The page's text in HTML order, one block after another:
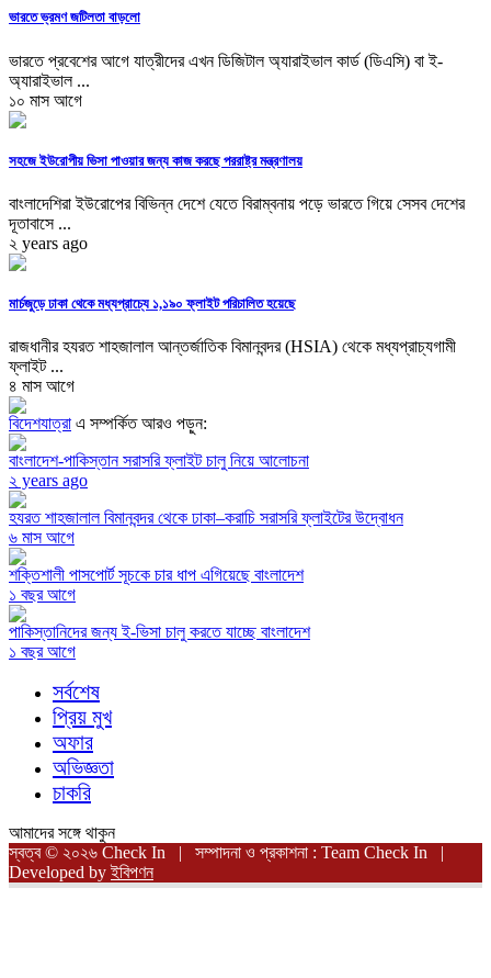
ভারতে ভ্রমণ জটিলতা বাড়লো
ভারতে প্রবেশের আগে যাত্রীদের এখন ডিজিটাল অ্যারাইভাল কার্ড (ডিএসি) বা ই-
অ্যারাইভাল ...
১০ মাস আগে
সহজে ইউরোপীয় ভিসা পাওয়ার জন্য কাজ করছে পররাষ্ট্র মন্ত্রণালয়
বাংলাদেশিরা ইউরোপের বিভিন্ন দেশে যেতে বিরাম্বনায় পড়ে ভারতে গিয়ে সেসব দেশের
দূতাবাসে ...
২ years ago
মার্চজুড়ে ঢাকা থেকে মধ্যপ্রাচ্যে ১,১৯০ ফ্লাইট পরিচালিত হয়েছে
রাজধানীর হযরত শাহজালাল আন্তর্জাতিক বিমানবন্দর (HSIA) থেকে মধ্যপ্রাচ্যগামী
ফ্লাইট ...
৪ মাস আগে
বিদেশযাত্রা এ সম্পর্কিত আরও পড়ুন:
বাংলাদেশ-পাকিস্তান সরাসরি ফ্লাইট চালু নিয়ে আলোচনা
২ years ago
হযরত শাহজালাল বিমানবন্দর থেকে ঢাকা–করাচি সরাসরি ফ্লাইটের উদ্বোধন
৬ মাস আগে
শক্তিশালী পাসপোর্ট সূচকে চার ধাপ এগিয়েছে বাংলাদেশ
১ বছর আগে
পাকিস্তানিদের জন্য ই-ভিসা চালু করতে যাচ্ছে বাংলাদেশ
১ বছর আগে
সর্বশেষ
প্রিয় মুখ
অফার
অভিজ্ঞতা
চাকরি
আমাদের সঙ্গে থাকুন
স্বত্ব © ২০২৬ Check In | সম্পাদনা ও প্রকাশনা : Team Check In |
Developed byইবিপণন